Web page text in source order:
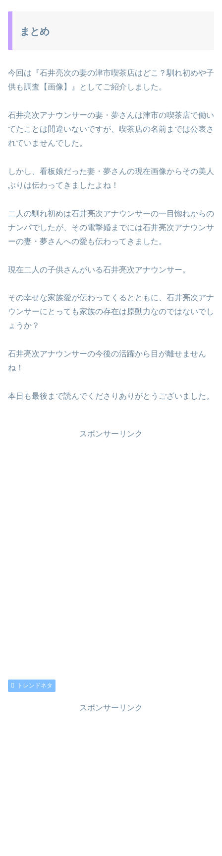
まとめ
今回は『石井亮次の妻の津市喫茶店はどこ？馴れ初めや子
供も調査【画像】』としてご紹介しました。
石井亮次アナウンサーの妻・夢さんは津市の喫茶店で働い
てたことは間違いないですが、喫茶店の名前までは公表さ
れていませんでした。
しかし、看板娘だった妻・夢さんの現在画像からその美人
ぶりは伝わってきましたよね！
二人の馴れ初めは石井亮次アナウンサーの一目惚れからの
ナンパでしたが、その電撃婚までには石井亮次アナウンサ
ーの妻・夢さんへの愛も伝わってきました。
現在二人の子供さんがいる石井亮次アナウンサー。
その幸せな家族愛が伝わってくるとともに、石井亮次アナ
ウンサーにとっても家族の存在は原動力なのではないでし
ょうか？
石井亮次アナウンサーの今後の活躍から目が離せません
ね！
本日も最後まで読んでくださりありがとうございました。
スポンサーリンク
トレンドネタ
スポンサーリンク